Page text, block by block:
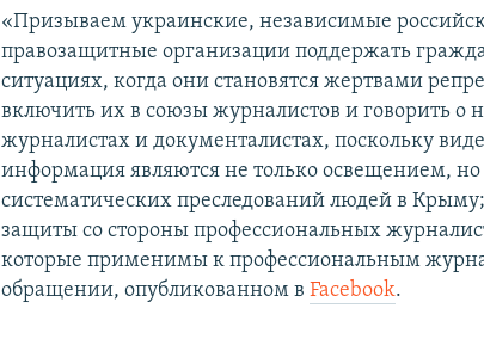
«Призываем украинские, независимые
правозащитные организации поддержать
ситуациях, когда они становятся жертвами
включить их в союзы журналистов и говорить о
журналистах и документалистах, поскольку
информация являются не только освещением,
систематических преследований людей в
защиты со стороны профессиональных
которые применимы к профессиональным
обращении, опубликованном вFacebook.